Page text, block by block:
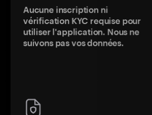
Aucune inscription ni
vérification KYC requise pour
utiliser l'application. Nous ne
suivons pas vos données.